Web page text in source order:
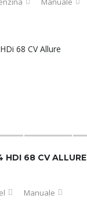
HDI 68 CV ALLURE
Manuale